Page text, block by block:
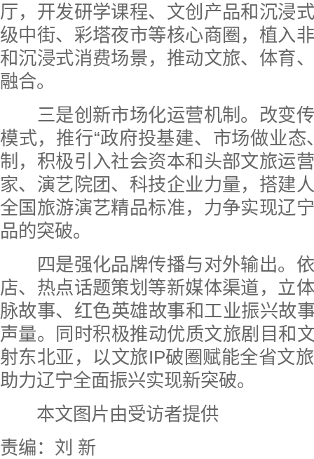
厅，开发研学课程、文创产品和沉浸
级中街、彩塔夜市等核心商圈，植入
和沉浸式消费场景，推动文旅、体育
融合。
三是创新市场化运营机制。改变传
模式，推行“政府投基建、市场做业态
制，积极引入社会资本和头部文旅运
家、演艺院团、科技企业力量，搭建
全国旅游演艺精品标准，力争实现辽
品的突破。
四是强化品牌传播与对外输出。依
店、热点话题策划等新媒体渠道，立
脉故事、红色英雄故事和工业振兴故
声量。同时积极推动优质文旅剧目和
射东北亚，以文旅IP破圈赋能全省文
助力辽宁全面振兴实现新突破。
本文图片由受访者提供
责编：刘 新